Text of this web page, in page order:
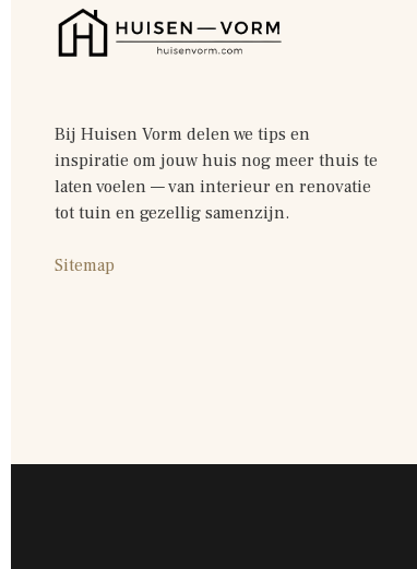
Bij Huisen Vorm delen we tips en
inspiratie om jouw huis nog meer thuis te
laten voelen — van interieur en renovatie
tot tuin en gezellig samenzijn.
Sitemap